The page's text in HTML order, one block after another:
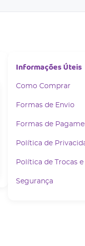
Informações Úteis
Como Comprar
Formas de Envio
Formas de
Política de
Política de Trocas
Segurança